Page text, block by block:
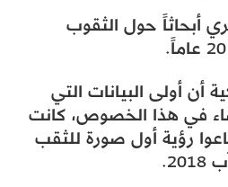
أبحاثاً حول الثقوب
أن أولى البيانات التي
في هذا الخصوص، كانت
رؤية أول صورة للثقب